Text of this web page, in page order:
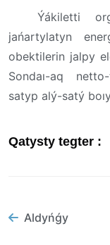
Ýákiletti
jańartylatyn
obektilerin jalpy
Sondaı-aq
satyp alý-satý
Qatysty tegter :
Aldyńǵy